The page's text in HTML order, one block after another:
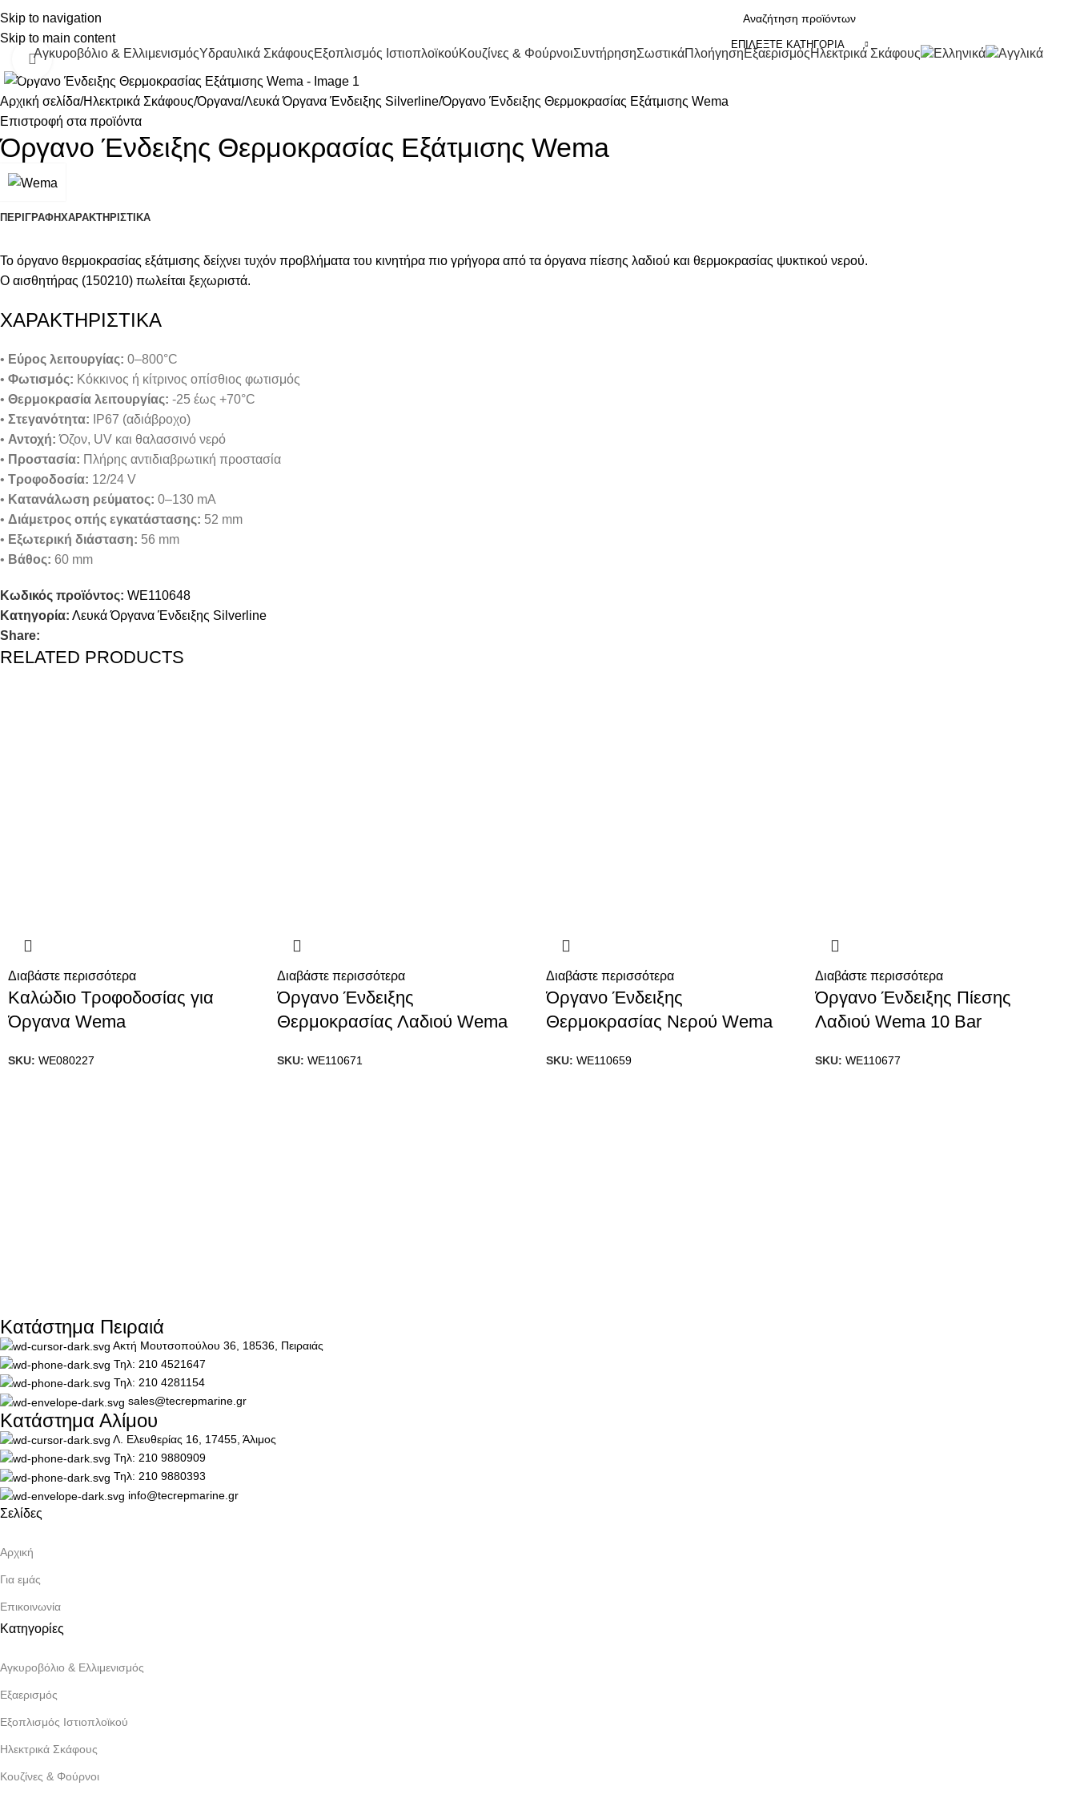
Skip to navigation
Skip to main content
ΕΠΙΛΈΞΤΕ ΚΑΤΗΓΟΡΊΑ
Αγκυροβόλιο & ΕλλιμενισμόςΥδραυλικά ΣκάφουςΕξοπλισμός ΙστιοπλοϊκούΚουζίνες & ΦούρνοιΣυντήρησηΣωστικάΠλοήγησηΕξαερισμόςΗλεκτρικά Σκάφους
Κάντε κλικ για μεγέθυνση
Αρχική σελίδα Ηλεκτρικά Σκάφους Όργανα Λευκά Όργανα Ένδειξης Silverline Όργανο Ένδειξης Θερμοκρασίας Εξάτμισης Wema
Επιστροφή στα προϊόντα
Όργανο Ένδειξης Θερμοκρασίας Εξάτμισης Wema
ΠΕΡΙΓΡΑΦΉΧΑΡΑΚΤΗΡΙΣΤΙΚΑ
Το όργανο θερμοκρασίας εξάτμισης δείχνει τυχόν προβλήματα του κινητήρα πιο γρήγορα από τα όργανα πίεσης λαδιού και θερμοκρασίας ψυκτικού νερού.
Ο αισθητήρας (150210) πωλείται ξεχωριστά.
ΧΑΡΑΚΤΗΡΙΣΤΙΚΑ
• Εύρος λειτουργίας: 0–800°C
• Φωτισμός: Κόκκινος ή κίτρινος οπίσθιος φωτισμός
• Θερμοκρασία λειτουργίας: -25 έως +70°C
• Στεγανότητα: IP67 (αδιάβροχο)
• Αντοχή: Όζον, UV και θαλασσινό νερό
• Προστασία: Πλήρης αντιδιαβρωτική προστασία
• Τροφοδοσία: 12/24 V
• Κατανάλωση ρεύματος: 0–130 mA
• Διάμετρος οπής εγκατάστασης: 52 mm
• Εξωτερική διάσταση: 56 mm
• Βάθος: 60 mm
Κωδικός προϊόντος: WE110648
Κατηγορία: Λευκά Όργανα Ένδειξης Silverline
Share:
RELATED PRODUCTS
Διαβάστε περισσότερα
Καλώδιο Τροφοδοσίας για
Όργανα Wema
SKU: WE080227
Διαβάστε περισσότερα
Όργανο Ένδειξης
Θερμοκρασίας Λαδιού Wema
SKU: WE110671
Διαβάστε περισσότερα
Όργανο Ένδειξης
Θερμοκρασίας Νερού Wema
SKU: WE110659
Διαβάστε περισσότερα
Όργανο Ένδειξης Πίεσης
Λαδιού Wema 10 Bar
SKU: WE110677
Κατάστημα Πειραιά
Ακτή Μουτσοπούλου 36, 18536, Πειραιάς
Τηλ: 210 4521647
Τηλ: 210 4281154
sales@tecrepmarine.gr
Κατάστημα Αλίμου
Λ. Ελευθερίας 16, 17455, Άλιμος
Τηλ: 210 9880909
Τηλ: 210 9880393
info@tecrepmarine.gr
Σελίδες
Αρχική
Για εμάς
Επικοινωνία
Κατηγορίες
Αγκυροβόλιο & Ελλιμενισμός
Εξαερισμός
Εξοπλισμός Ιστιοπλοϊκού
Ηλεκτρικά Σκάφους
Κουζίνες & Φούρνοι